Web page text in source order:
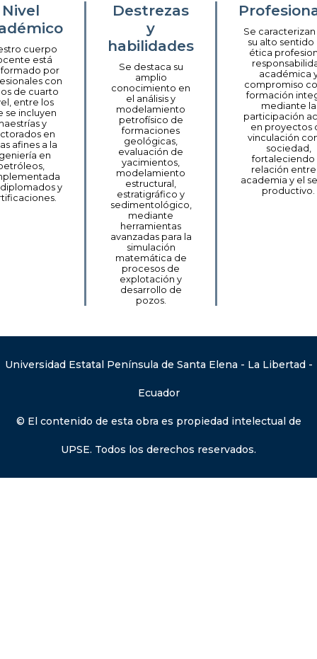
Nivel
cuerpo
está
por
con
de cuarto
entre los
se incluyen
y
en
afines a la
en
y
Destrezas
y
habilidades
Se destaca su
amplio
conocimiento en
el análisis y
modelamiento
petrofísico de
formaciones
geológicas,
evaluación de
yacimientos,
modelamiento
estructural,
estratigráfico y
sedimentológico,
mediante
herramientas
avanzadas para la
simulación
matemática de
procesos de
explotación y
desarrollo de
pozos.
Se
su alto sentido
ética
académica
compromiso
formación
mediante la
participación
en proyectos
vinculación
sociedad,
fortaleciendo
relación entre
academia y el
productivo.
Universidad Estatal Península de Santa Elena - La Libertad -
Ecuador
© El contenido de esta obra es propiedad intelectual de
UPSE. Todos los derechos reservados.